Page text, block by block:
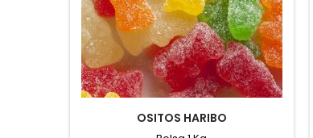
OSITOS HARIBO